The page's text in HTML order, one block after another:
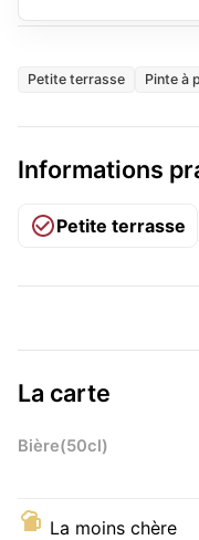
Petite terrasse Pinte à
Informations
Petite terrasse
La carte
Bière(50cl)
La moins chère